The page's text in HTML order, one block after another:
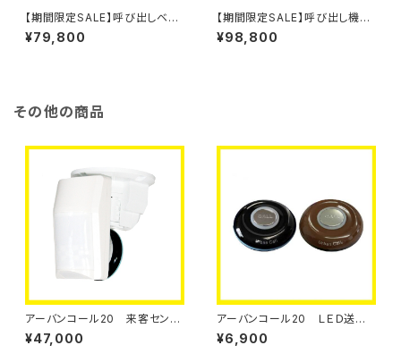
【期間限定SALE】呼び出しベ
ル アーバンコール20 送信ボ
タン10個セット
¥79,800
【期間限定SALE】呼び出し機
ＲＣＬコール 10個セット 飲食
店 フードコート 病院 ペー
¥98,800
その他の商品
アーバンコール20 来客センサ
ー【単品】
¥47,000
アーバンコール20 ＬＥＤ送信
ボタン【単品】
¥6,900